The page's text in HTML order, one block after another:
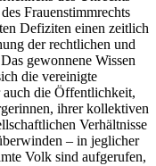
Frauenstimmrechts
Defiziten einen zeitlich
der rechtlichen und
gewonnene Wissen
die vereinigte
auch die Öffentlichkeit,
ihrer kollektiven
Verhältnisse
– in jeglicher
Volk sind aufgerufen,